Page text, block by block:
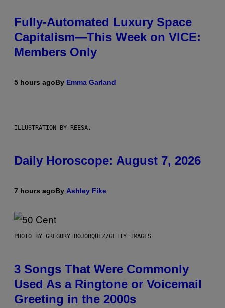
Fully-Automated Luxury Space
Capitalism—This Week on VICE:
Members Only
5 hours agoBy Emma Garland
ILLUSTRATION BY REESA.
Daily Horoscope: August 7, 2026
7 hours agoBy Ashley Fike
PHOTO BY GREGORY BOJORQUEZ/GETTY IMAGES
3 Songs That Were Commonly
Used As a Ringtone or Voicemail
Greeting in the 2000s